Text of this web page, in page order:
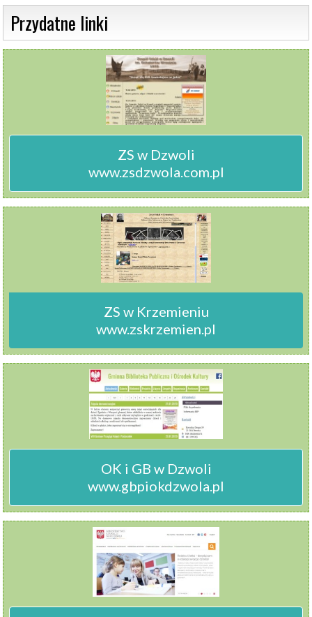
Przydatne linki
ZS w Dzwoli
www.zsdzwola.com.pl
ZS w Krzemieniu
www.zskrzemien.pl
OK i GB w Dzwoli
www.gbpiokdzwola.pl